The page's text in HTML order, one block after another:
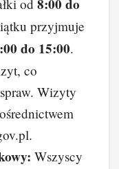
od8:00 do
przyjmuje
do 15:00.
co
Wizyty
Wszyscy